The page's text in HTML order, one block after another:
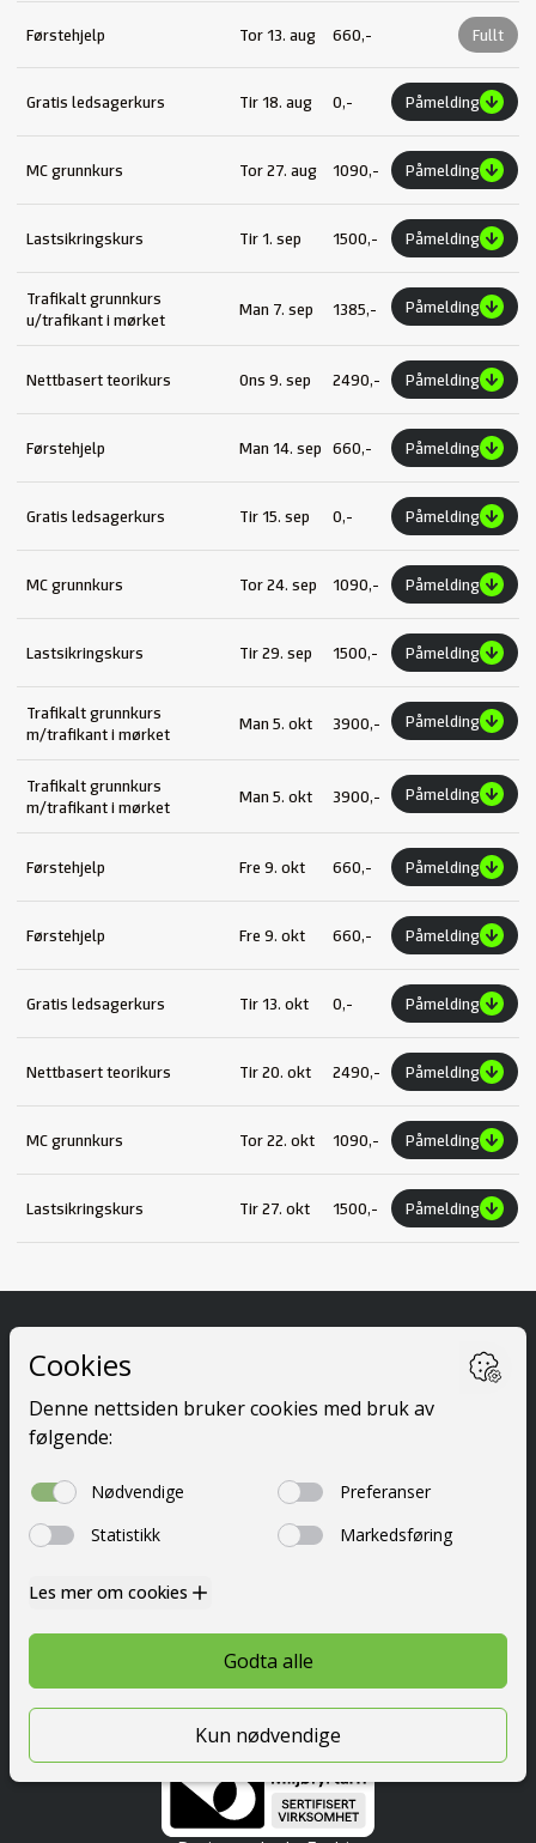
Førstehjelp Tor 13. aug 660,- Fullt
Gratis ledsagerkurs Tir 18. aug 0,- Påmelding
MC grunnkurs Tor 27. aug 1090,- Påmelding
Lastsikringskurs Tir 1. sep 1500,- Påmelding
Trafikalt grunnkurs
u/trafikant i mørket
Man 7. sep 1385,- Påmelding
Nettbasert teorikurs Ons 9. sep 2490,- Påmelding
Førstehjelp Man 14. sep 660,- Påmelding
Gratis ledsagerkurs Tir 15. sep 0,- Påmelding
MC grunnkurs Tor 24. sep 1090,- Påmelding
Lastsikringskurs Tir 29. sep 1500,- Påmelding
Trafikalt grunnkurs
m/trafikant i mørket
Man 5. okt 3900,- Påmelding
Trafikalt grunnkurs
m/trafikant i mørket
Man 5. okt 3900,- Påmelding
Førstehjelp Fre 9. okt 660,- Påmelding
Førstehjelp Fre 9. okt 660,- Påmelding
Gratis ledsagerkurs Tir 13. okt 0,- Påmelding
Nettbasert teorikurs Tir 20. okt 2490,- Påmelding
MC grunnkurs Tor 22. okt 1090,- Påmelding
Lastsikringskurs Tir 27. okt 1500,- Påmelding
Priser
Nyttig info
© 2026 Festetrafikkskole AS
Personvern